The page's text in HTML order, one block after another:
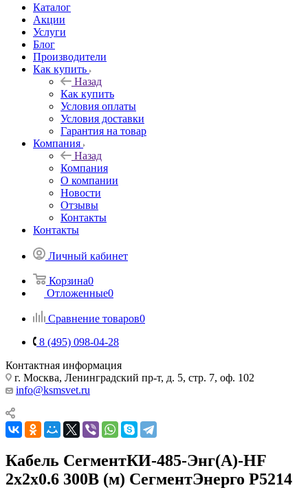
Каталог
Акции
Услуги
Блог
Производители
Как купить
Назад
Как купить
Условия оплаты
Условия доставки
Гарантия на товар
Компания
Назад
Компания
О компании
Новости
Отзывы
Контакты
Контакты
Личный кабинет
Корзина0
Отложенные0
Сравнение товаров0
8 (495) 098-04-28
Контактная информация
г. Москва, Ленинградский пр-т, д. 5, стр. 7, оф. 102
info@ksmsvet.ru
Кабель СегментКИ-485-Энг(А)-HF
2х2х0.6 300В (м) СегментЭнерго Р5214